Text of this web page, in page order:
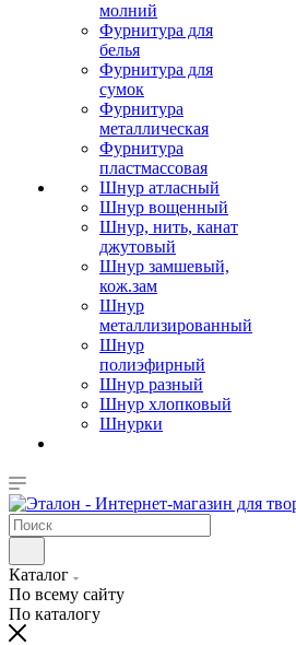
молний
Фурнитура для
белья
Фурнитура для
сумок
Фурнитура
металлическая
Фурнитура
пластмассовая
Шнур атласный
Шнур вощенный
Шнур, нить, канат
джутовый
Шнур замшевый,
кож.зам
Шнур
металлизированный
Шнур
полиэфирный
Шнур разный
Шнур хлопковый
Шнурки
Каталог
По всему сайту
По каталогу